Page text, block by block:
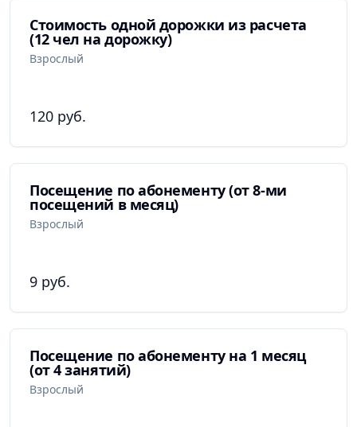
Стоимость одной дорожки из расчета
(12 чел на дорожку)
Взрослый
120 руб.
Посещение по абонементу (от 8-ми
посещений в месяц)
Взрослый
9 руб.
Посещение по абонементу на 1 месяц
(от 4 занятий)
Взрослый